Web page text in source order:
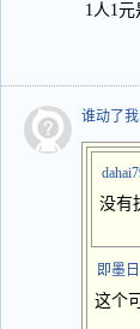
1人1
谁动了
没有
即墨
这个